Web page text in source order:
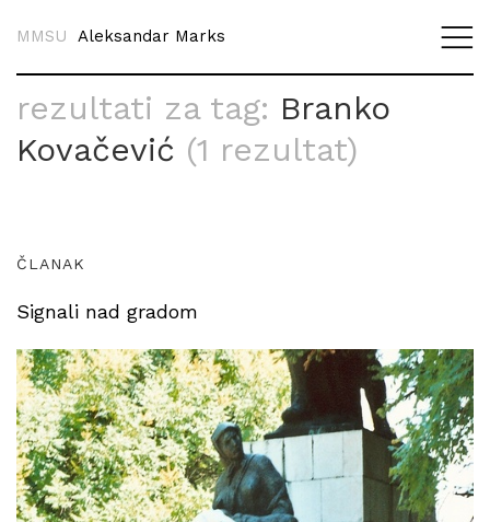
MMSU Aleksandar Marks
rezultati za tag: Branko
Kovačević (1 rezultat)
ČLANAK
Signali nad gradom